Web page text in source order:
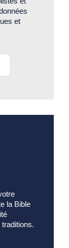
et
la Bible